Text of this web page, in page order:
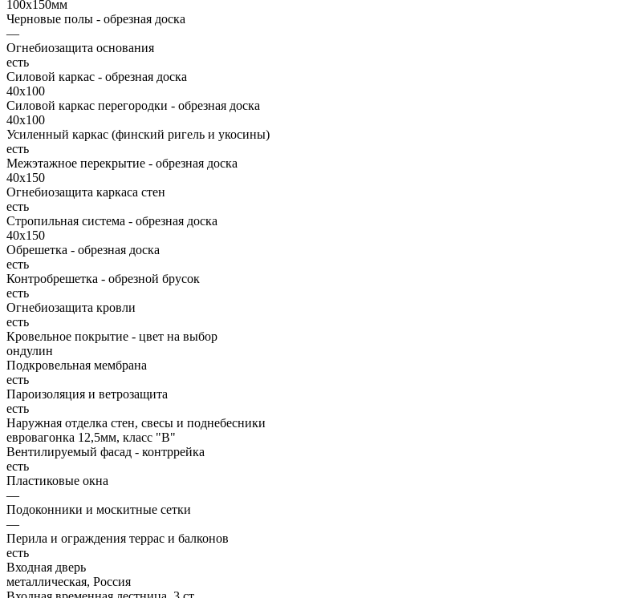
100х150мм
Черновые полы - обрезная доска
—
Огнебиозащита основания
есть
Силовой каркас - обрезная доска
40х100
Силовой каркас перегородки - обрезная доска
40x100
Усиленный каркас (финский ригель и укосины)
есть
Межэтажное перекрытие - обрезная доска
40х150
Огнебиозащита каркаса стен
есть
Стропильная система - обрезная доска
40х150
Обрешетка - обрезная доска
есть
Контробрешетка - обрезной брусок
есть
Огнебиозащита кровли
есть
Кровельное покрытие - цвет на выбор
ондулин
Подкровельная мембрана
есть
Пароизоляция и ветрозащита
есть
Наружная отделка стен, свесы и поднебесники
евровагонка 12,5мм, класс "В"
Вентилируемый фасад - контррейка
есть
Пластиковые окна
—
Подоконники и москитные сетки
—
Перила и ограждения террас и балконов
есть
Входная дверь
металлическая, Россия